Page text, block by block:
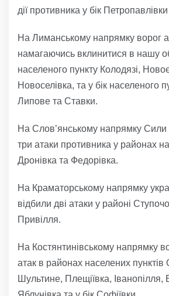
дії противника у бік
На Лиманському напрямку ворог
намагаючись вклинитися в нашу
населеного пункту Колодязі,
Новоселівка, та у бік населеного
Липове та Ставки.
На Слов’янському напрямку Сили
три атаки противника у районах
Дронівка та Федорівка.
На Краматорському напрямку
відбили дві атаки у районі
Привілля.
На Костянтинівському напрямку
атак в районах населених
Шультине, Плещіївка, Іванопілля,